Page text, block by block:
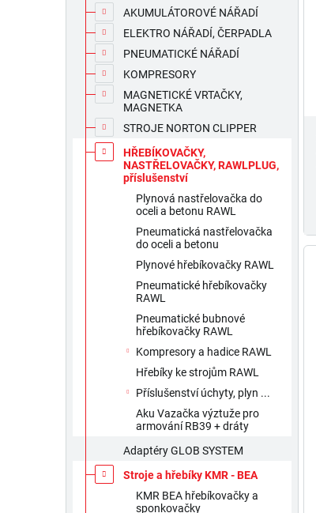
AKUMULÁTOROVÉ NÁŘADÍ
ELEKTRO NÁŘADÍ, ČERPADLA
PNEUMATICKÉ NÁŘADÍ
KOMPRESORY
MAGNETICKÉ VRTAČKY,
MAGNETKA
STROJE NORTON CLIPPER
HŘEBÍKOVAČKY,
NASTŘELOVAČKY, RAWLPLUG,
příslušenství
Plynová nastřelovačka do
oceli a betonu RAWL
Pneumatická nastřelovačka
do oceli a betonu
Plynové hřebíkovačky RAWL
Pneumatické hřebíkovačky
RAWL
Pneumatické bubnové
hřebíkovačky RAWL
Kompresory a hadice RAWL
Hřebíky ke strojům RAWL
Příslušenství úchyty, plyn ...
Aku Vazačka výztuže pro
armování RB39 + dráty
Adaptéry GLOB SYSTEM
Stroje a hřebíky KMR - BEA
KMR BEA hřebíkovačky a
sponkovačky